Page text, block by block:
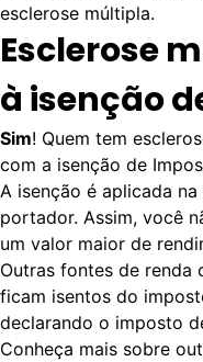
esclerose múltipla.
Esclerose
à isenção
Sim! Quem tem
com a isenção de
A isenção é aplicada
portador. Assim, você
um valor maior de
Outras fontes de renda
ficam isentos do
declarando o imposto
Conheça mais sobre